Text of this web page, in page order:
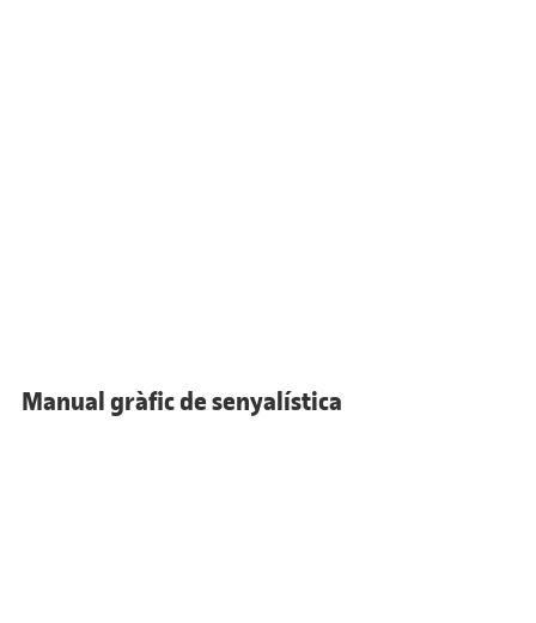
Manual gràfic de senyalística